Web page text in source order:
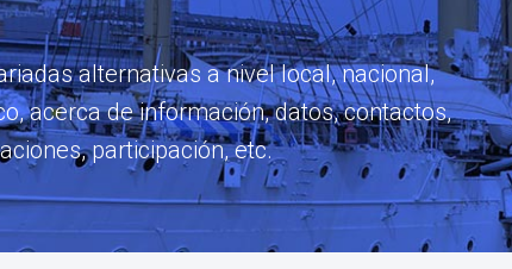
alternativas a nivel local, nacional,
acerca de información, datos, contactos,
participación, etc.